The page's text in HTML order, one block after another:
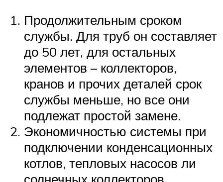
Продолжительным сроком
службы. Для труб он составляет
до 50 лет, для остальных
элементов – коллекторов,
кранов и прочих деталей срок
службы меньше, но все они
подлежат простой замене.
Экономичностью системы при
подключении конденсационных
котлов, тепловых насосов ли